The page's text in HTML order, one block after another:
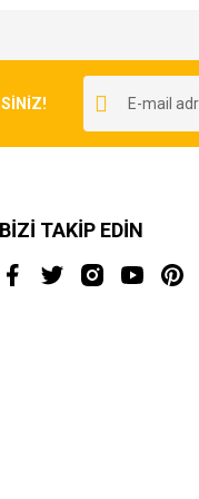
BİZİ TAKİP EDİN